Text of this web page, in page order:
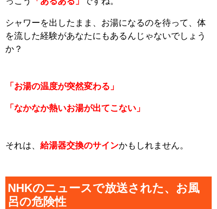
シャワーを出したまま、お湯になるのを待って、体
を流した経験があなたにもあるんじゃないでしょう
か？
「お湯の温度が突然変わる」
「なかなか熱いお湯が出てこない」
それは、給湯器交換のサインかもしれません。
NHKのニュースで放送された、お風
呂の危険性